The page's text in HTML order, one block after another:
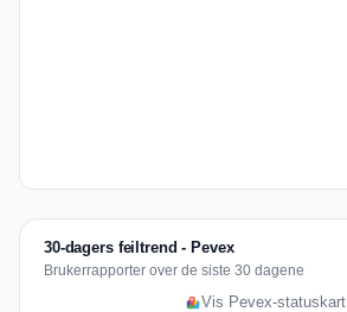
30-dagers feiltrend - Pevex
Brukerrapporter over de siste 30 dagene
Vis Pevex-statuskart